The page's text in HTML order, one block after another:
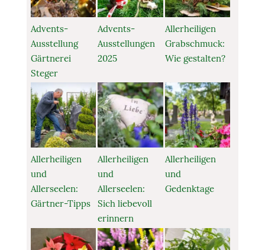
Advents-
Ausstellung
Gärtnerei
Steger
Advents-
Ausstellungen
2025
Allerheiligen
Grabschmuck:
Wie gestalten?
Allerheiligen
und
Allerseelen:
Gärtner-Tipps
Allerheiligen
und
Allerseelen:
Sich liebevoll
erinnern
Allerheiligen
und
Gedenktage